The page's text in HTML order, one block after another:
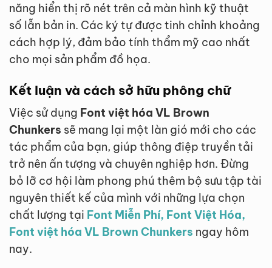
năng hiển thị rõ nét trên cả màn hình kỹ thuật
số lẫn bản in. Các ký tự được tinh chỉnh khoảng
cách hợp lý, đảm bảo tính thẩm mỹ cao nhất
cho mọi sản phẩm đồ họa.
Kết luận và cách sở hữu phông chữ
Việc sử dụng Font việt hóa VL Brown
Chunkers sẽ mang lại một làn gió mới cho các
tác phẩm của bạn, giúp thông điệp truyền tải
trở nên ấn tượng và chuyên nghiệp hơn. Đừng
bỏ lỡ cơ hội làm phong phú thêm bộ sưu tập tài
nguyên thiết kế của mình với những lựa chọn
chất lượng tại Font Miễn Phí, Font Việt Hóa,
Font việt hóa VL Brown Chunkers ngay hôm
nay.